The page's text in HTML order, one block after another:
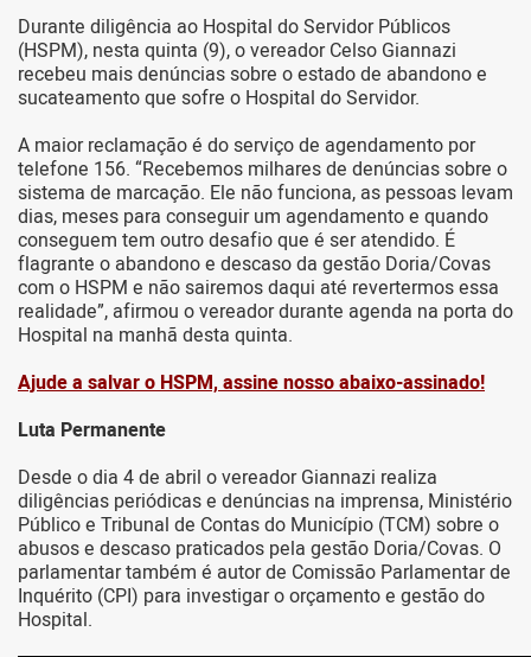
Durante diligência ao Hospital do Servidor Públicos
(HSPM), nesta quinta (9), o vereador Celso Giannazi
recebeu mais denúncias sobre o estado de abandono e
sucateamento que sofre o Hospital do Servidor.
A maior reclamação é do serviço de agendamento por
telefone 156. “Recebemos milhares de denúncias sobre o
sistema de marcação. Ele não funciona, as pessoas levam
dias, meses para conseguir um agendamento e quando
conseguem tem outro desafio que é ser atendido. É
flagrante o abandono e descaso da gestão Doria/Covas
com o HSPM e não sairemos daqui até revertermos essa
realidade”, afirmou o vereador durante agenda na porta do
Hospital na manhã desta quinta.
Ajude a salvar o HSPM, assine nosso abaixo-assinado!
Luta Permanente
Desde o dia 4 de abril o vereador Giannazi realiza
diligências periódicas e denúncias na imprensa, Ministério
Público e Tribunal de Contas do Município (TCM) sobre o
abusos e descaso praticados pela gestão Doria/Covas. O
parlamentar também é autor de Comissão Parlamentar de
Inquérito (CPI) para investigar o orçamento e gestão do
Hospital.